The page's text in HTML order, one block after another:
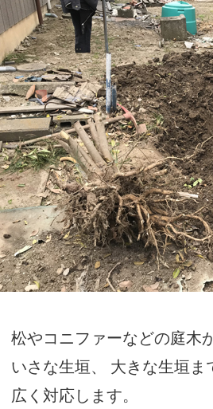
松やコニファーなどの庭木
いさな生垣、 大きな生垣ま
広く対応します。